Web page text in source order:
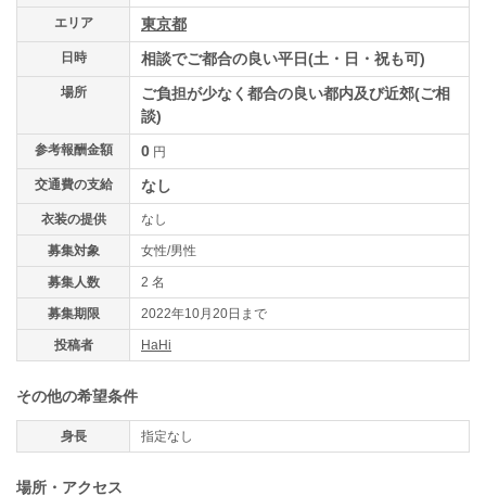
エリア 東京都
日時 相談でご都合の良い平日(土・日・祝も可)
場所
ご負担が少なく都合の良い都内及び近郊(ご相
談)
参考報酬金額 0 円
交通費の支給 なし
衣装の提供 なし
募集対象 女性/男性
募集人数 2 名
募集期限 2022年10月20日まで
投稿者 HaHi
その他の希望条件
身長 指定なし
場所・アクセス